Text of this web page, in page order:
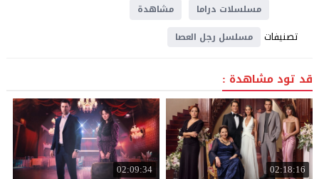
مسلسلات دراما
مشاهدة
تصنيفات مسلسل رجل العصا
قد تود مشاهدة :
02:18:16
02:09:34